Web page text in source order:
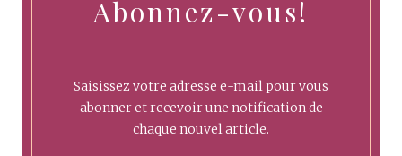
Abonnez-vous!
Saisissez votre adresse e-mail pour vous
abonner et recevoir une notification de
chaque nouvel article.